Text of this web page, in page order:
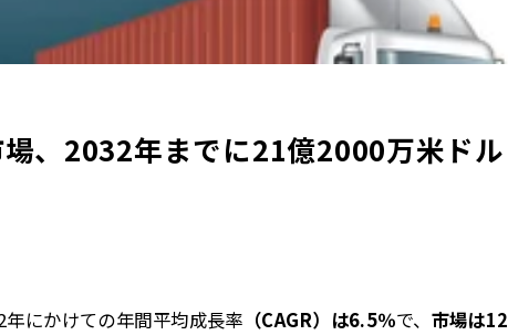
、2032年までに21億2000万米ドル
にかけての年間平均成長率 （CAGR）は6.5％で、 市場は12